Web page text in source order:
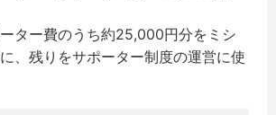
ター費のうち約25,000円分をミシ
、残りをサポーター制度の運営に使